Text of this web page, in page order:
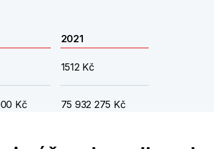
2021
1512 Kč
Kč 75 932 275 Kč